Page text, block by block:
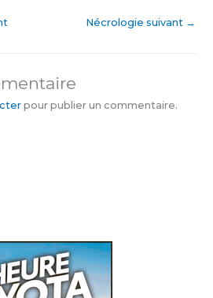
Nécrologie suivant →
pour publier un commentaire.